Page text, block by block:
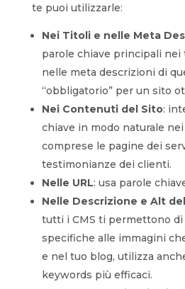
te puoi utilizzarle:
Nei Titoli e nelle Meta
parole chiave principali
nelle meta descrizioni di
“obbligatorio” per un sito
Nei Contenuti del Sito:
chiave in modo naturale
comprese le pagine dei
testimonianze dei clienti.
Nelle URL: usa parole
Nelle Descrizione e Alt
tutti i CMS ti permettono di
specifiche alle immagini
e nel tuo blog, utilizza
keywords più efficaci.